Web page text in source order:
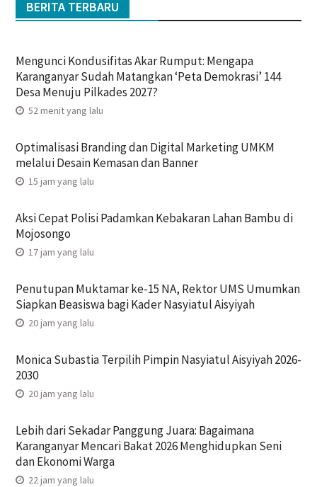
BERITA TERBARU
Mengunci Kondusifitas Akar Rumput: Mengapa
Karanganyar Sudah Matangkan ‘Peta Demokrasi’ 144
Desa Menuju Pilkades 2027?
52 menit yang lalu
Optimalisasi Branding dan Digital Marketing UMKM
melalui Desain Kemasan dan Banner
15 jam yang lalu
Aksi Cepat Polisi Padamkan Kebakaran Lahan Bambu di
Mojosongo
17 jam yang lalu
Penutupan Muktamar ke-15 NA, Rektor UMS Umumkan
Siapkan Beasiswa bagi Kader Nasyiatul Aisyiyah
20 jam yang lalu
Monica Subastia Terpilih Pimpin Nasyiatul Aisyiyah 2026-
2030
20 jam yang lalu
Lebih dari Sekadar Panggung Juara: Bagaimana
Karanganyar Mencari Bakat 2026 Menghidupkan Seni
dan Ekonomi Warga
22 jam yang lalu